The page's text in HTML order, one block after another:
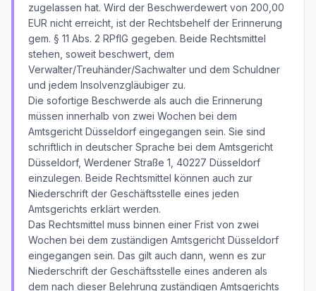
zugelassen hat. Wird der Beschwerdewert von 200,00
EUR nicht erreicht, ist der Rechtsbehelf der Erinnerung
gem. § 11 Abs. 2 RPflG gegeben. Beide Rechtsmittel
stehen, soweit beschwert, dem
Verwalter/Treuhänder/Sachwalter und dem Schuldner
und jedem Insolvenzgläubiger zu.
Die sofortige Beschwerde als auch die Erinnerung
müssen innerhalb von zwei Wochen bei dem
Amtsgericht Düsseldorf eingegangen sein. Sie sind
schriftlich in deutscher Sprache bei dem Amtsgericht
Düsseldorf, Werdener Straße 1, 40227 Düsseldorf
einzulegen. Beide Rechtsmittel können auch zur
Niederschrift der Geschäftsstelle eines jeden
Amtsgerichts erklärt werden.
Das Rechtsmittel muss binnen einer Frist von zwei
Wochen bei dem zuständigen Amtsgericht Düsseldorf
eingegangen sein. Das gilt auch dann, wenn es zur
Niederschrift der Geschäftsstelle eines anderen als
dem nach dieser Belehrung zuständigen Amtsgerichts